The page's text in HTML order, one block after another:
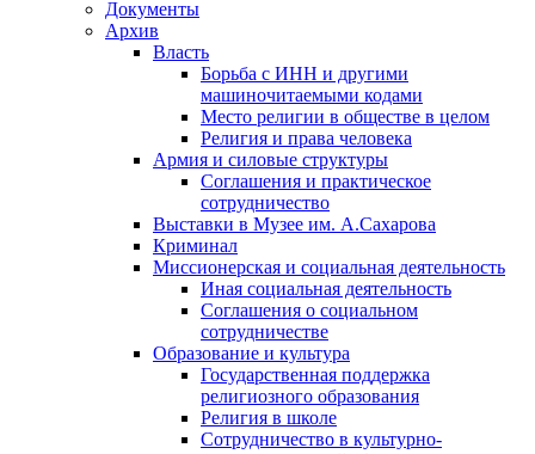
Документы
Архив
Власть
Борьба с ИНН и другими
машиночитаемыми кодами
Место религии в обществе в целом
Религия и права человека
Армия и силовые структуры
Соглашения и практическое
сотрудничество
Выставки в Музее им. А.Сахарова
Криминал
Миссионерская и социальная деятельность
Иная социальная деятельность
Соглашения о социальном
сотрудничестве
Образование и культура
Государственная поддержка
религиозного образования
Религия в школе
Сотрудничество в культурно-